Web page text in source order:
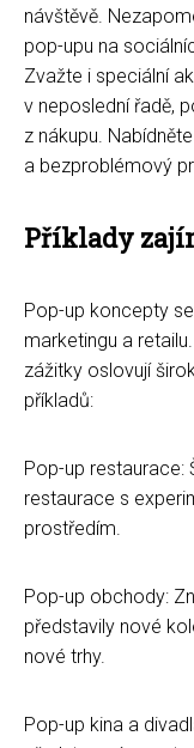
návštěvě.
pop-upu na
Zvažte i speciální
v neposlední řadě,
z nákupu.
a bezproblémový
Příklady
Pop-up koncepty
marketingu a
zážitky oslovují
příkladů:
Pop-up restaurace:
restaurace s
prostředím.
Pop-up obchody:
představily nové
nové trhy.
Pop-up kina a